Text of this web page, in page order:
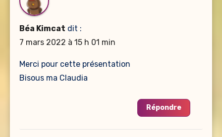
Béa Kimcat dit :
7 mars 2022 à 15 h 01 min
Merci pour cette présentation
Bisous ma Claudia
Répondre